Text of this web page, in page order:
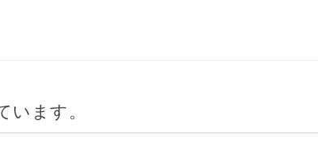
います。